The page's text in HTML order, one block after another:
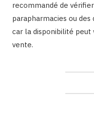
recommandé de
parapharmacies ou
car la disponibilité peut
vente.